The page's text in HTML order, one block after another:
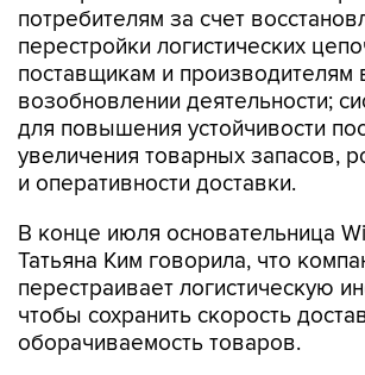
потребителям за счет
перестройки логистических
поставщикам и производителям
возобновлении деятельности;
для повышения устойчивости
увеличения товарных запасов,
и оперативности доставки.
В конце июля основательница
Татьяна Ким говорила, что
перестраивает логистическую
чтобы сохранить скорость
оборачиваемость товаров.